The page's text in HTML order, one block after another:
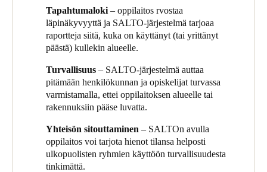
SALTO-järjestelmä tarjoaa myös auditointiraportteja, jotta
oppilaitos näkee helposti, kuka on käynyt (tai yrittänyt päästä)
mille alueelle
Progressiivisena ja modernina oppilaitoksena Yarrabilba on
innolla ottanut käyttöön SALTOn johtavan huipputeknologian
tilojensa turvaamiseen ja kiireisen henkilökunnan elämän
helpottamiseen. Janelle sanoo, että he haluavat jatkaa
elektronisen kulunvalvonnan matkaansa ja aikovat asentaa
SALTO-lukkoja useimpiin oppilaitoksen sisäoviin.
"Henkilökuntamme rakastaa SALTO-järjestelmää ja erityisesti
tägien käyttöä, joka merkittävästi yksinkertaistaa heidän
työpäiväänsä. Haluamme laajentaa järjestelmää ja jatkaa
tämän loistavan teknologian käyttöä henkilöstömme elämän
Tapahtumaloki – oppilaitos rvostaa
läpinäkyvyyttä ja SALTO-järjestelmä tarjoaa
raportteja siitä, kuka on käyttänyt (tai yrittänyt
päästä) kullekin alueelle.
Turvallisuus – SALTO-järjestelmä auttaa
pitämään henkilökunnan ja opiskelijat turvassa
varmistamalla, ettei oppilaitoksen alueelle tai
rakennuksiin pääse luvatta.
Yhteisön sitouttaminen – SALTOn avulla
oppilaitos voi tarjota hienot tilansa helposti
ulkopuolisten ryhmien käyttöön turvallisuudesta
tinkimättä.